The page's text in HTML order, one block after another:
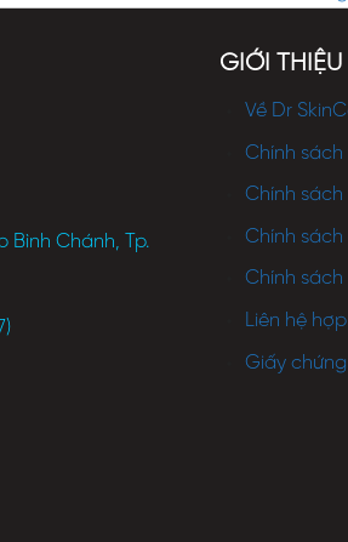
Bình Chánh, Tp.
GIỚI THIỆU
Về Dr
Chính
Chính
Chính
Chính
Liên hệ
Giấy